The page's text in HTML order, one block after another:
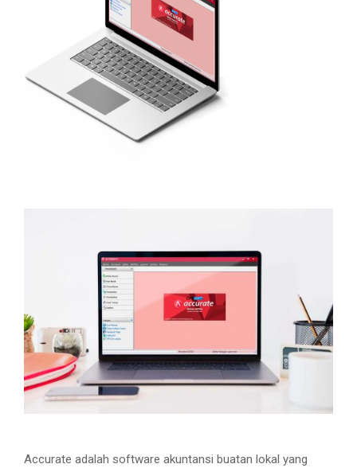
N
Accurate adalah software akuntansi buatan lokal yang